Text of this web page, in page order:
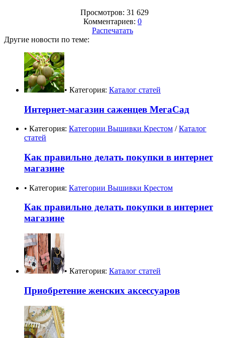
Просмотров: 31 629
Комментариев: 0
Распечатать
Другие новости по теме:
• Категория: Каталог статей
Интернет-магазин саженцев МегаСад
• Категория: Категории Вышивки Крестом /Каталог
статей
Как правильно делать покупки в интернет
магазине
• Категория: Категории Вышивки Крестом
Как правильно делать покупки в интернет
магазине
• Категория: Каталог статей
Приобретение женских аксессуаров